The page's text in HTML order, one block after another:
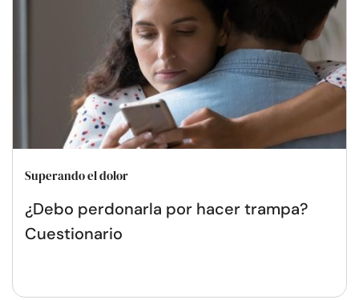
Superando el dolor
¿Debo perdonarla por hacer trampa?
Cuestionario